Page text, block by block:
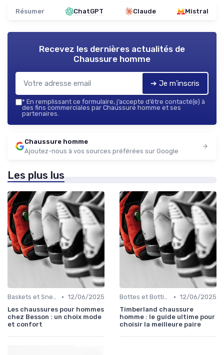
Résumer ChatGPT Claude Mistral
Recevez les dernières actualités de
Chaussure homme
➔ Je m'inscris
* En remplissant ce formulaire, j’accepte d’être contacté(e) à
des fins commerciales par Chaussure homme et ses
partenaires.
Chaussure homme
Ajoutez-nous à vos sources préférées sur Google
Les plus lus
Baskets et Sneakers • 12/06/2025
Les chaussures pour hommes
chez Besson : un choix mode
et confort
Bottes et Bottines • 12/06/2025
Timberland chaussure
homme : le guide ultime pour
choisir la meilleure paire